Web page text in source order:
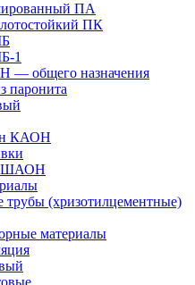
ПА
ПК
1
— общего назначения
паронита
КАОН
ШАОН
трубы (хризотилцементные)
материалы